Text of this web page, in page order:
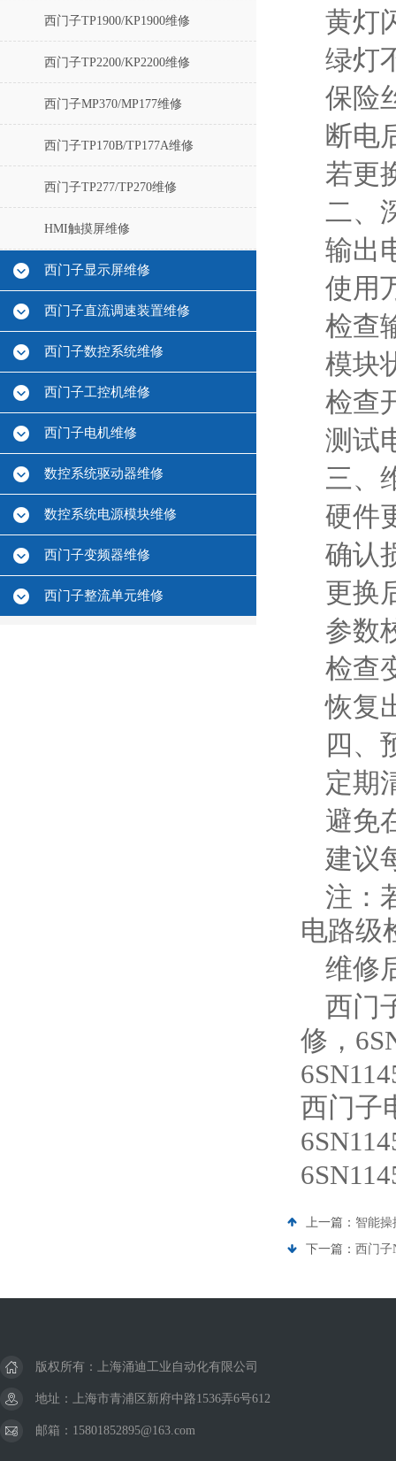
西门子TP1900/KP1900维修
西门子TP2200/KP2200维修
西门子MP370/MP177维修
西门子TP170B/TP177A维修
西门子TP277/TP270维修
HMI触摸屏维修
西门子显示屏维修
西门子直流调速装置维修
西门子数控系统维修
西门子工控机维修
西门子电机维修
数控系统驱动器维修
数控系统电源模块维修
西门子变频器维修
西门子整流单元维修
黄灯
绿灯
保险
断电
若更
二、
输出
使用
检查
模块
检查
测试
三、
硬件
确认
更换
参数
检查
恢复
四、
定期
避免
建议
注：
电路级
维修
西门
修，
西门子
上一篇： 智能操
下一篇： 西门子
版权所有：上海涌迪工业自动化有限公司
地址：上海市青浦区新府中路1536弄6号612
邮箱：15801852895@163.com